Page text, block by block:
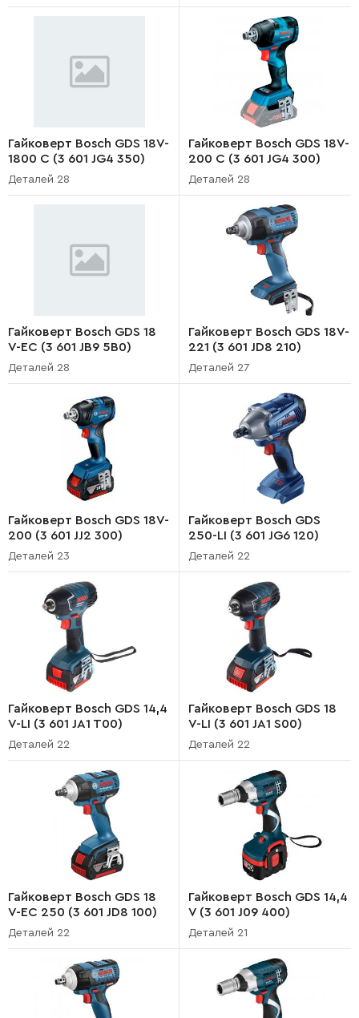
Гайковерт Bosch GDS 18V-
1800 C (3 601 JG4 350)
Деталей 28
Гайковерт Bosch GDS 18V-
200 C (3 601 JG4 300)
Деталей 28
Гайковерт Bosch GDS 18
V-EC (3 601 JB9 5B0)
Деталей 28
Гайковерт Bosch GDS 18V-
221 (3 601 JD8 210)
Деталей 27
Гайковерт Bosch GDS 18V-
200 (3 601 JJ2 300)
Деталей 23
Гайковерт Bosch GDS
250-LI (3 601 JG6 120)
Деталей 22
Гайковерт Bosch GDS 14,4
V-LI (3 601 JA1 T00)
Деталей 22
Гайковерт Bosch GDS 18
V-LI (3 601 JA1 S00)
Деталей 22
Гайковерт Bosch GDS 18
V-EC 250 (3 601 JD8 100)
Деталей 22
Гайковерт Bosch GDS 14,4
V (3 601 J09 400)
Деталей 21